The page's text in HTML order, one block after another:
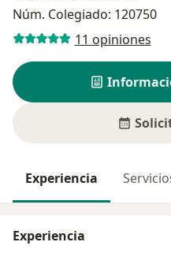
Núm. Colegiado: 120750
11 opiniones
Experiencia
Experiencia